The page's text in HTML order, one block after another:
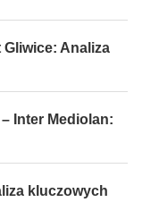
Gliwice: Analiza
Inter Mediolan:
kluczowych